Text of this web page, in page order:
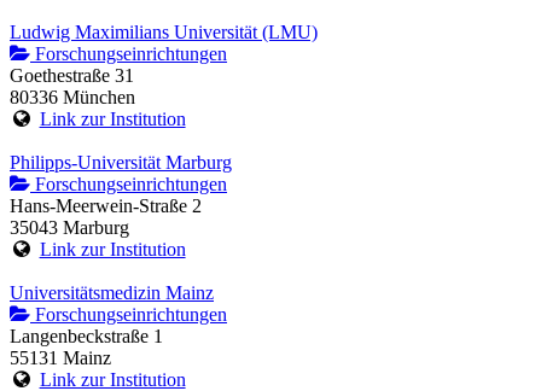
Ludwig Maximilians Universität (LMU)
Forschungseinrichtungen
Goethestraße 31
80336 München
Link zur Institution
Philipps-Universität Marburg
Forschungseinrichtungen
Hans-Meerwein-Straße 2
35043 Marburg
Link zur Institution
Universitätsmedizin Mainz
Forschungseinrichtungen
Langenbeckstraße 1
55131 Mainz
Link zur Institution